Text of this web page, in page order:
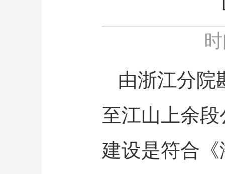
时
由浙江分院
至江山上余
建设是符合